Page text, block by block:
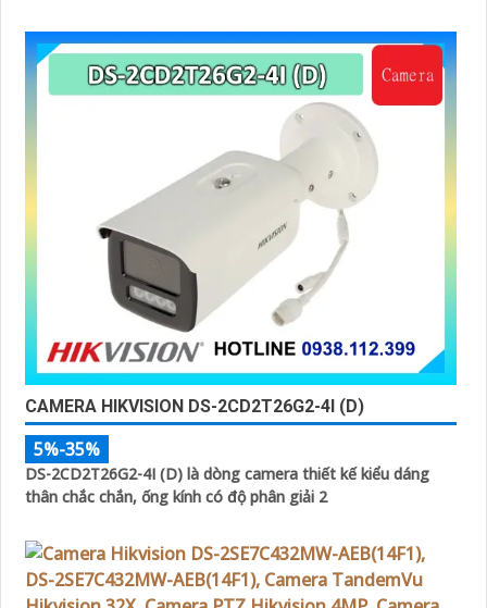
CAMERA HIKVISION DS-2CD2T26G2-4I (D)
5%-35%
DS-2CD2T26G2-4I (D) là dòng camera thiết kế kiểu dáng
thân chắc chắn, ống kính có độ phân giải 2